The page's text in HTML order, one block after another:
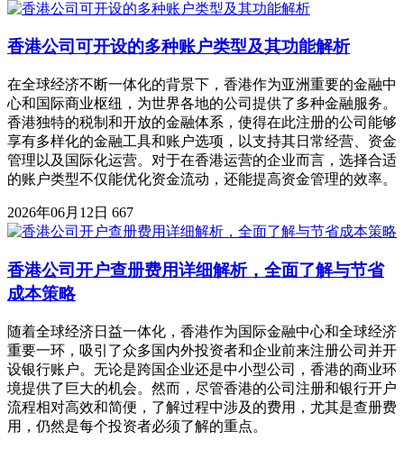
香港公司可开设的多种账户类型及其功能解析
在全球经济不断一体化的背景下，香港作为亚洲重要的金融中
心和国际商业枢纽，为世界各地的公司提供了多种金融服务。
香港独特的税制和开放的金融体系，使得在此注册的公司能够
享有多样化的金融工具和账户选项，以支持其日常经营、资金
管理以及国际化运营。对于在香港运营的企业而言，选择合适
的账户类型不仅能优化资金流动，还能提高资金管理的效率。
2026年06月12日 667
香港公司开户查册费用详细解析，全面了解与节省
成本策略
随着全球经济日益一体化，香港作为国际金融中心和全球经济
重要一环，吸引了众多国内外投资者和企业前来注册公司并开
设银行账户。无论是跨国企业还是中小型公司，香港的商业环
境提供了巨大的机会。然而，尽管香港的公司注册和银行开户
流程相对高效和简便，了解过程中涉及的费用，尤其是查册费
用，仍然是每个投资者必须了解的重点。